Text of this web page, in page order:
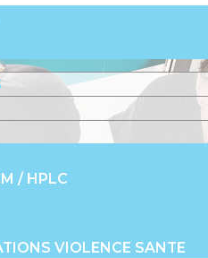
/ HPLC
VIOLENCE SANTE